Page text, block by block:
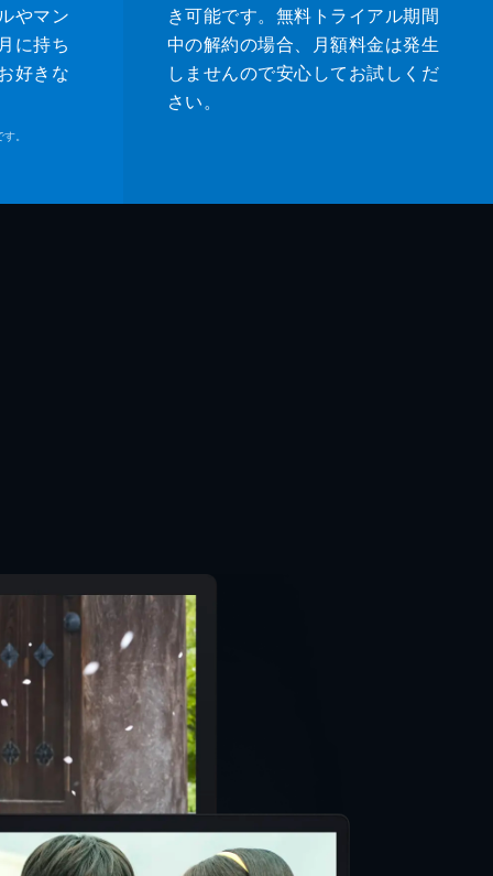
やマン
に持ち
好きな
。
き可能です。無料トライアル期間
中の解約の場合、月額料金は発生
しませんので安心してお試しくだ
さい。